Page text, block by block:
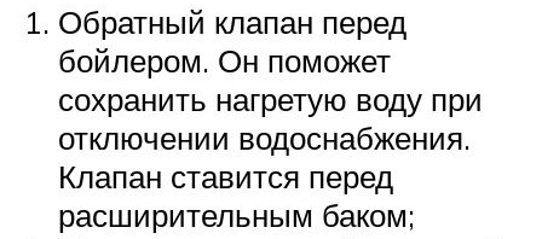
Обратный клапан перед
бойлером. Он поможет
сохранить нагретую воду при
отключении водоснабжения.
Клапан ставится перед
расширительным баком;